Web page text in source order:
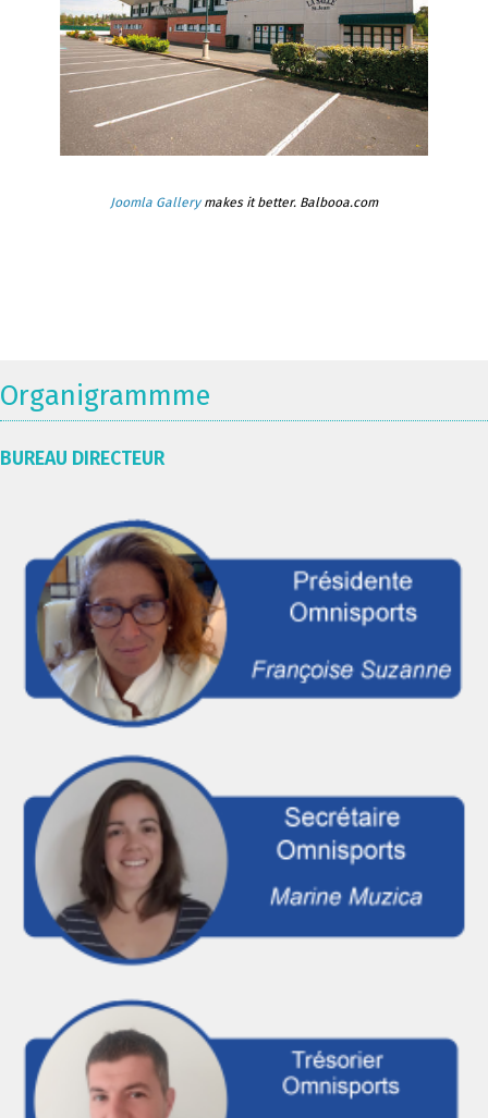
Joomla Gallerymakes it better. Balbooa.com
Organigrammme
BUREAU DIRECTEUR